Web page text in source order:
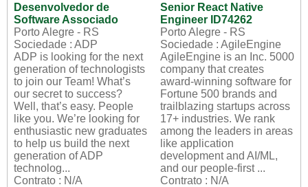
Desenvolvedor de
Software Associado
Porto Alegre - RS
Sociedade : ADP
ADP is looking for the next
generation of technologists
to join our Team! What’s
our secret to success?
Well, that’s easy. People
like you. We’re looking for
enthusiastic new graduates
to help us build the next
generation of ADP
technolog...
Contrato : N/A
Senior React Native
Engineer ID74262
Porto Alegre - RS
Sociedade : AgileEngine
AgileEngine is an Inc. 5000
company that creates
award-winning software for
Fortune 500 brands and
trailblazing startups across
17+ industries. We rank
among the leaders in areas
like application
development and AI/ML,
and our people-first ...
Contrato : N/A